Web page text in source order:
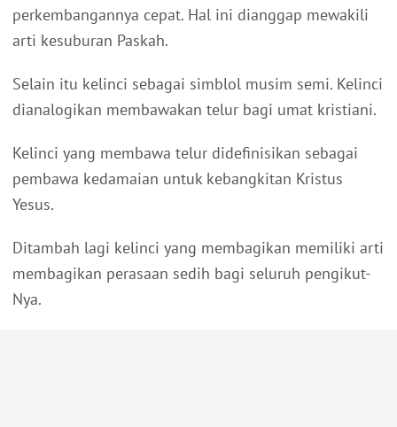
perkembangannya cepat. Hal ini dianggap mewakili
arti kesuburan Paskah.
Selain itu kelinci sebagai simblol musim semi. Kelinci
dianalogikan membawakan telur bagi umat kristiani.
Kelinci yang membawa telur didefinisikan sebagai
pembawa kedamaian untuk kebangkitan Kristus
Yesus.
Ditambah lagi kelinci yang membagikan memiliki arti
membagikan perasaan sedih bagi seluruh pengikut-
Nya.